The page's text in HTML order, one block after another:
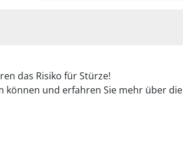
das Risiko für Stürze!
können und erfahren Sie mehr über die